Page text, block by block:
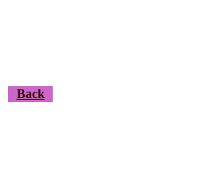
Back